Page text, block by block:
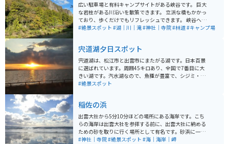
広い駐車場と有料キャンプサイトがある峡谷です。 巨大
な岩柱がある川沿いを散策できます。 立派な橋もかかっ
ており、歩くだけでもリフレッシュできます。 峡谷へ向
かう途中に無人の小さい神社がありました。 近くには小
#絶景スポット #湖｜川｜滝#神社｜寺院#林道#キャンプ場
宍道湖夕日スポット
宍道湖は、松江市と出雲市にまたがる湖です。日本百景
に選ばれています。周囲45キロあり、全国で7番目に大
きい湖です。汽水湖なので、魚種が豊富で、シジミ・白
魚を含む宍道湖七珍は有名です。湖上には、「嫁ヶ島」
#絶景スポット
稲佐の浜
出雲大社から5分10分ほどの場所にある海岸です。こち
らの海岸は出雲大社を参拝する前に、出雲大社に納める
ための砂を取りに行く場所として有名です。砂浜に一際
目立つ大きな岩のような弁天島という名の島があり、
#神社｜寺院#絶景スポット #海｜海岸｜岬